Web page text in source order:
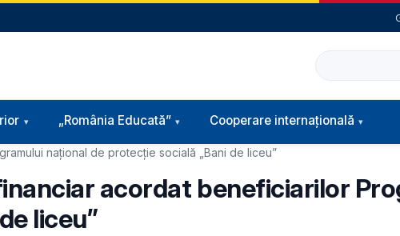
Caută
„România Educată” Cooperare internațională
național de protecție socială „Bani de liceu”
acordat beneficiarilor
liceu”